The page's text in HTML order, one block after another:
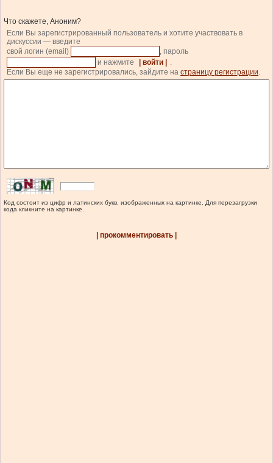
Что скажете, Аноним?
Если Вы зарегистрированный пользователь и хотите участвовать в
дискуссии — введите
свой логин (email)
, пароль
и нажмите
| войти |
.
Если Вы еще не зарегистрировались, зайдите на страницу регистрации.
Код состоит из цифр и латинских букв, изображенных на картинке. Для перезагрузки
кода кликните на картинке.
| прокомментировать |